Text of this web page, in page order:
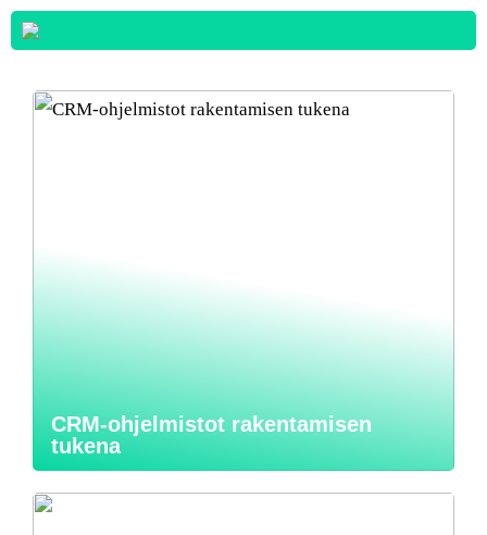
CRM-ohjelmistot rakentamisen
tukena